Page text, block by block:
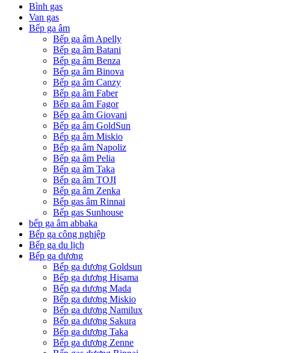
Bình gas
Van gas
Bếp ga âm
Bếp ga âm Apelly
Bếp ga âm Batani
Bếp ga âm Benza
Bếp ga âm Binova
Bếp ga âm Canzy
Bếp ga âm Faber
Bếp ga âm Fagor
Bếp ga âm Giovani
Bếp ga âm GoldSun
Bếp ga âm Miskio
Bếp ga âm Napoliz
Bếp ga âm Pelia
Bếp ga âm Taka
Bếp ga âm TOJI
Bếp ga âm Zenka
Bếp gas âm Rinnai
Bếp gas Sunhouse
bếp ga âm abbaka
Bếp ga công nghiệp
Bếp ga du lịch
Bếp ga dương
Bếp ga dương Goldsun
Bếp ga dương Hisama
Bếp ga dương Mada
Bếp ga dương Miskio
Bếp ga dương Namilux
Bếp ga dương Sakura
Bếp ga dương Taka
Bếp ga dương Zenne